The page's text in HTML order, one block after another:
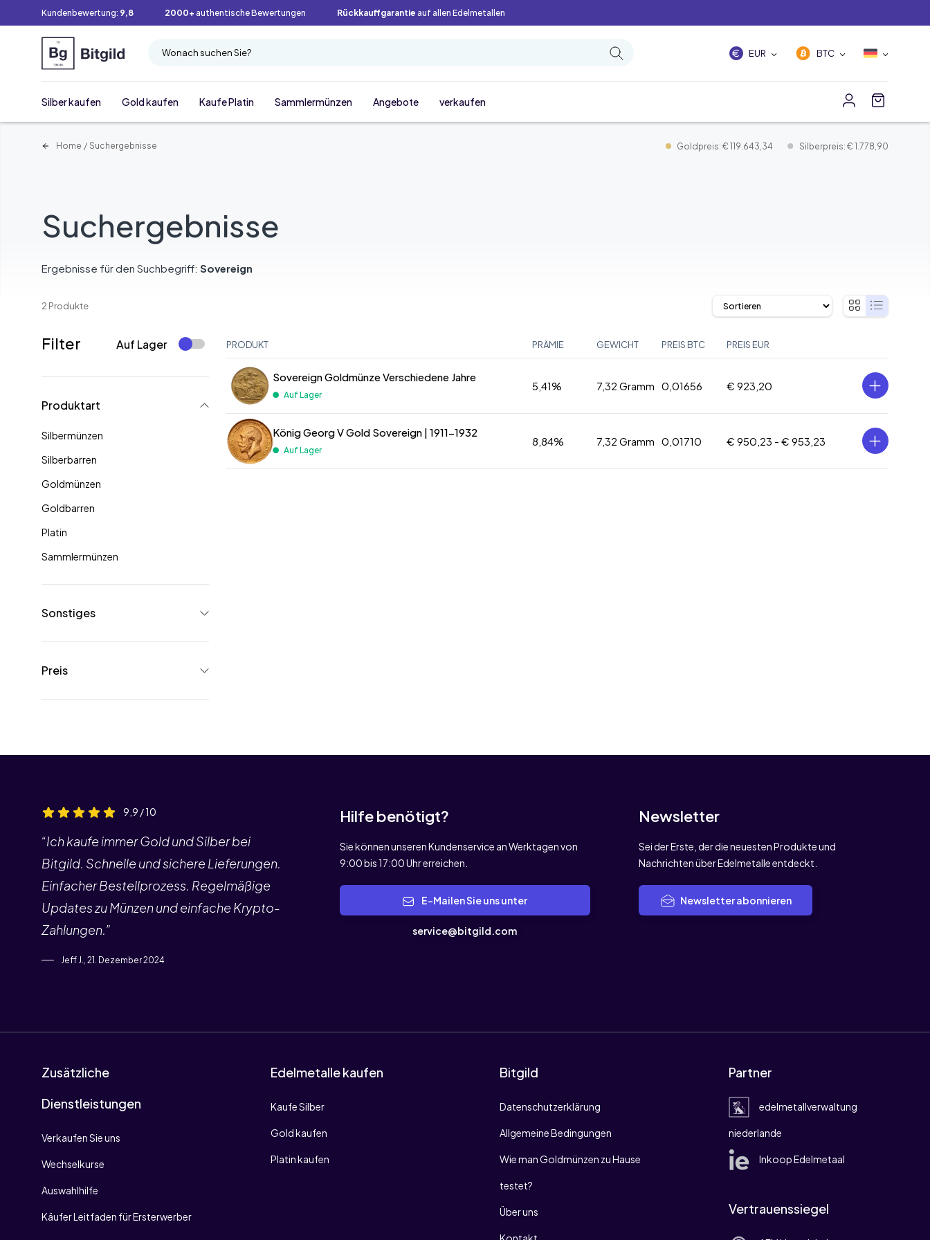
Kundenbewertung: 9,8 2000+ authentische Bewertungen Rückkauffgarantie auf allen Edelmetallen
Wonach suchen Sie? EUR BTC
Silber kaufen Gold kaufen Kaufe Platin Sammlermünzen Angebote verkaufen
Home / Suchergebnisse Goldpreis: € 119.643,34 Silberpreis: € 1.778,90
Suchergebnisse
Ergebnisse für den Suchbegriff: Sovereign
2 Produkte
Filter Auf Lager
Produktart
Silbermünzen
Silberbarren
Goldmünzen
Goldbarren
Platin
Sammlermünzen
Sonstiges
Preis
PRODUKT PRÄMIE GEWICHT PREIS BTC PREIS EUR
Sovereign Goldmünze Verschiedene Jahre
Auf Lager
5,41% 7,32 Gramm 0,01656 € 923,20
König Georg V Gold Sovereign | 1911-1932
Auf Lager
8,84% 7,32 Gramm 0,01710 € 950,23 - € 953,23
9,9 / 10
“Ich kaufe immer Gold und Silber bei
Bitgild. Schnelle und sichere Lieferungen.
Einfacher Bestellprozess. Regelmäßige
Updates zu Münzen und einfache Krypto-
Zahlungen.”
Jeff J., 21. Dezember 2024
Hilfe benötigt?
Sie können unseren Kundenservice an Werktagen von
9:00 bis 17:00 Uhr erreichen.
service@bitgild.com
Newsletter
Sei der Erste, der die neuesten Produkte und
Nachrichten über Edelmetalle entdeckt.
Newsletter abonnieren
Zusätzliche
Dienstleistungen
Verkaufen Sie uns
Wechselkurse
Auswahlhilfe
Käufer Leitfaden für Ersterwerber
Edelmetalle kaufen
Kaufe Silber
Gold kaufen
Platin kaufen
Bitgild
Datenschutzerklärung
Allgemeine Bedingungen
Wie man Goldmünzen zu Hause
testet?
Über uns
Partner
edelmetallverwaltung
niederlande
Inkoop Edelmetaal
Vertrauenssiegel